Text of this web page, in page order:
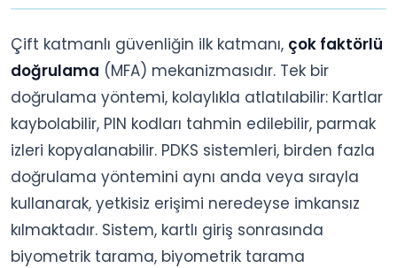
Çift katmanlı güvenliğin ilk katmanı, çok faktörlü
doğrulama (MFA) mekanizmasıdır. Tek bir
doğrulama yöntemi, kolaylıkla atlatılabilir: Kartlar
kaybolabilir, PIN kodları tahmin edilebilir, parmak
izleri kopyalanabilir. PDKS sistemleri, birden fazla
doğrulama yöntemini aynı anda veya sırayla
kullanarak, yetkisiz erişimi neredeyse imkansız
kılmaktadır. Sistem, kartlı giriş sonrasında
biyometrik tarama, biyometrik tarama